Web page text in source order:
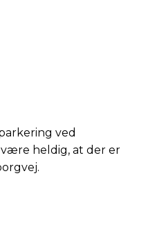
ved
heldig, at der er